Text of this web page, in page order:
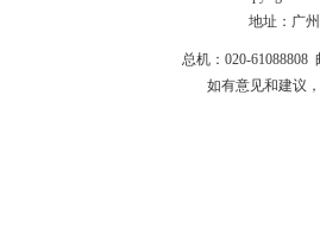
地址：广
总机：020-61088808
如有意见和建议